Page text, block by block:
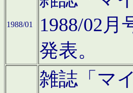
1988/01
1988/02
発表。
雑誌「マ